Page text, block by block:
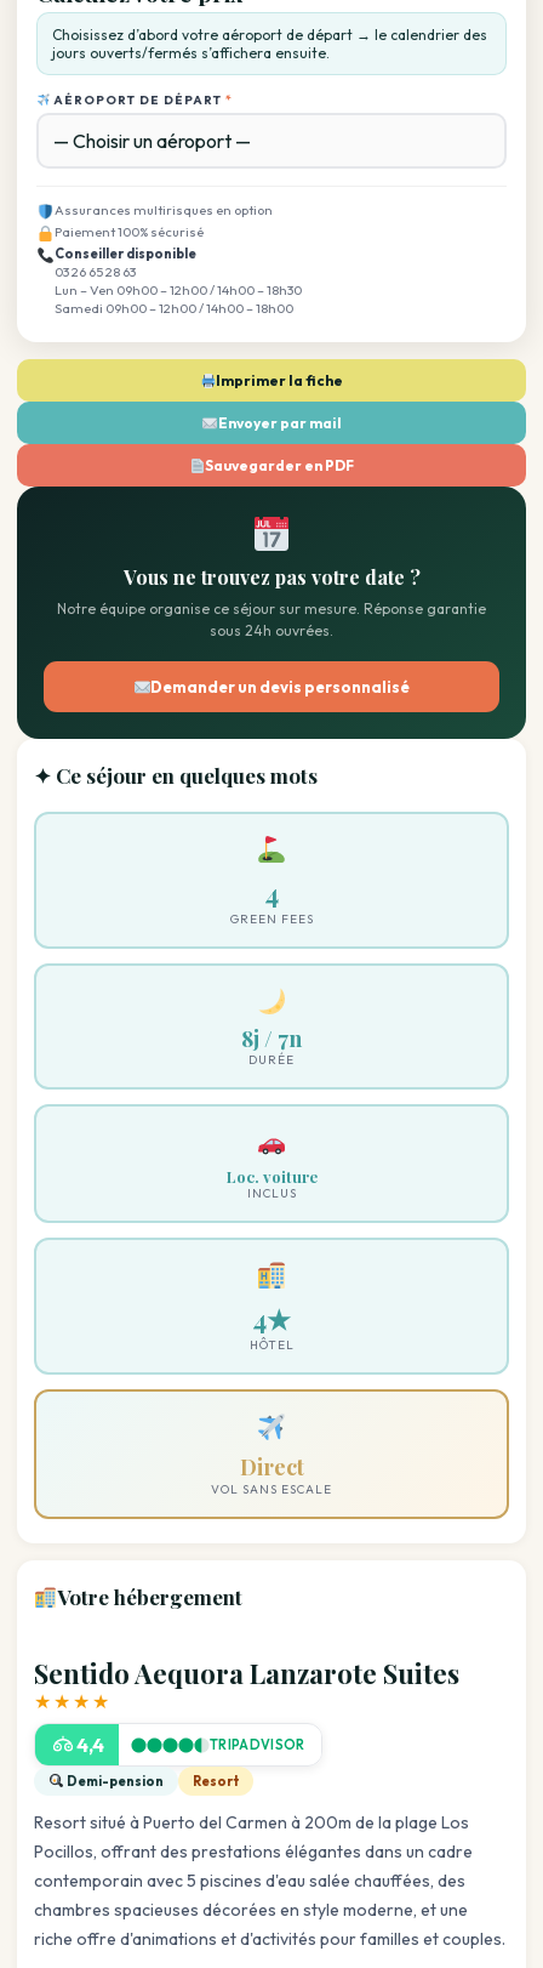
✦ Ce séjour en quelques mots
4
GREEN FEES
8j / 7n
DURÉE
Loc. voiture
INCLUS
4★
HÔTEL
Direct
VOL SANS ESCALE
Votre hébergement
Sentido Aequora Lanzarote Suites
★★★★
4,4
TRIPADVISOR
Demi-pension Resort
Resort situé à Puerto del Carmen à 200m de la plage Los
Pocillos, offrant des prestations élégantes dans un cadre
contemporain avec 5 piscines d'eau salée chauffées, des
chambres spacieuses décorées en style moderne, et une
riche offre d'animations et d'activités pour familles et couples.
Choisissez d’abord votre aéroport de départ → le calendrier des
jours ouverts/fermés s’affichera ensuite.
AÉROPORT DE DÉPART*
Assurances multirisques en option
Paiement 100% sécurisé
Conseiller disponible
03 26 65 28 63
Lun – Ven 09h00 – 12h00 / 14h00 – 18h30
Samedi 09h00 – 12h00 / 14h00 – 18h00
Imprimer la fiche
Envoyer par mail
Sauvegarder en PDF
Vous ne trouvez pas votre date ?
Notre équipe organise ce séjour sur mesure. Réponse garantie
sous 24h ouvrées.
Demander un devis personnalisé